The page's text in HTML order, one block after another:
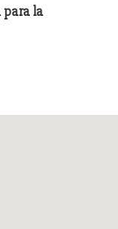
para la